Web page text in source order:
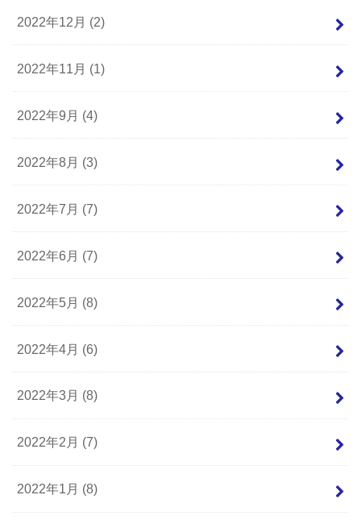
2022年12月 (2)
2022年11月 (1)
2022年9月 (4)
2022年8月 (3)
2022年7月 (7)
2022年6月 (7)
2022年5月 (8)
2022年4月 (6)
2022年3月 (8)
2022年2月 (7)
2022年1月 (8)